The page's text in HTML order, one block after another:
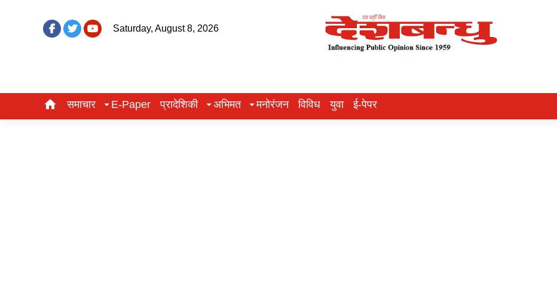
Saturday, August 8, 2026
समाचार E-Paper प्रादेशिकी अभिमत मनोरंजन विविध युवा ई-पेपर